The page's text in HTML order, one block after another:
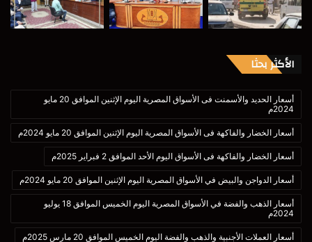
الأكثر بحثا
أسعار الحديد والأسمنت فى الأسواق المصرية اليوم الإثنين الموافق 20 مايو
2024م
أسعار الخضار والفاكهة فى الأسواق المصرية اليوم الإثنين الموافق 20 مايو 2024م
أسعار الخضار والفاكهة فى الأسواق اليوم الأحد الموافق 2 فبراير 2025م
أسعار الدواجن والبيض في الأسواق المصرية اليوم الإثنين الموافق 20 مايو 2024م
أسعار الذهب والفضة في الأسواق المصرية اليوم الخميس الموافق 18 يوليو
2024م
أسعار العملات الأجنبية والذهب والفضة اليوم الخميس الموافق 20 مارس 2025م